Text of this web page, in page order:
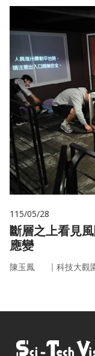
115/05/28
斷層之上看見
應變
陳玉鳳 ｜ 科技大觀